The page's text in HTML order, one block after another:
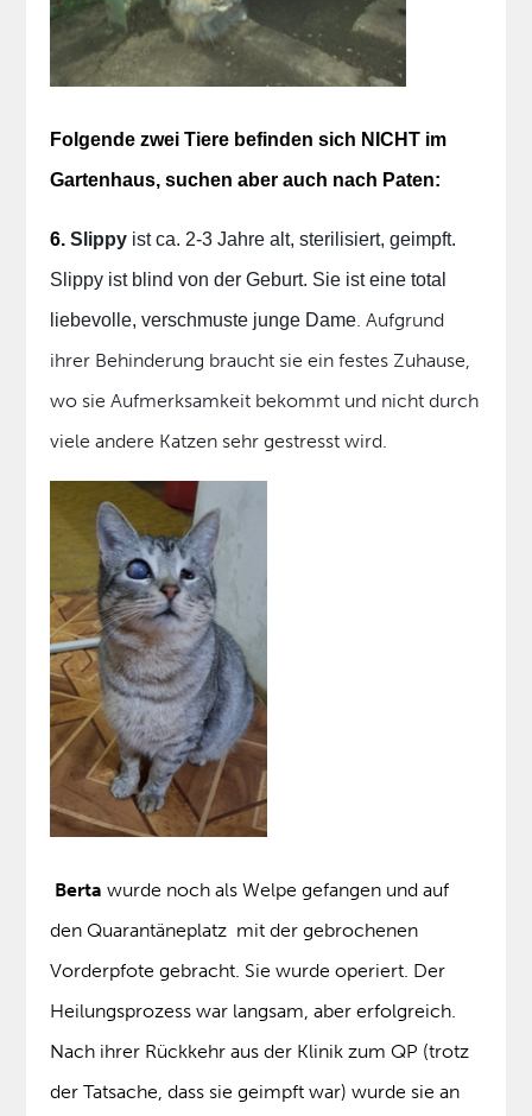
Folgende zwei Tiere befinden sich NICHT im
Gartenhaus, suchen aber auch nach Paten:
6.Slippy ist ca. 2-3 Jahre alt, sterilisiert, geimpft.
Slippy ist blind von der Geburt. Sie ist eine total
liebevolle, verschmuste junge Dame. Aufgrund
ihrer Behinderung braucht sie ein festes Zuhause,
wo sie Aufmerksamkeit bekommt und nicht durch
viele andere Katzen sehr gestresst wird.
Bertawurde noch als Welpe gefangen und auf
den Quarantäneplatz mit der gebrochenen
Vorderpfote gebracht. Sie wurde operiert. Der
Heilungsprozess war langsam, aber erfolgreich.
Nach ihrer Rückkehr aus der Klinik zum QP (trotz
der Tatsache, dass sie geimpft war) wurde sie an